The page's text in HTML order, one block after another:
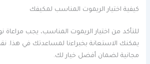
كيفية اختيار الريموت المناسب لمكيفك
للتأكد من اختيار الريموت المناسب، يجب مراعاة
يمكنك الاستعانة بخبراءنا لمساعدتك في هذا.
مجانية لضمان أفضل خيار لك.